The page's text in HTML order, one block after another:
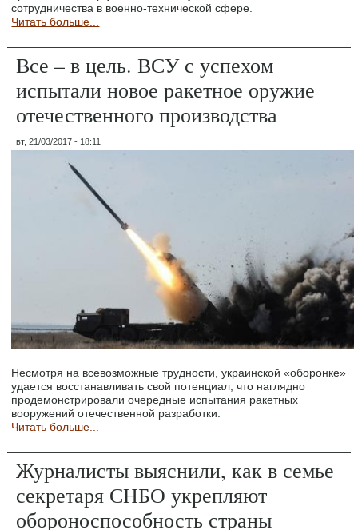
сотрудничества в военно-технической сфере.
Читать больше...
Все – в цель. ВСУ с успехом
испытали новое ракетное оружие
отечественного производства
вт, 21/03/2017 - 18:11
Несмотря на всевозможные трудности, украинской «оборонке»
удается восстанавливать свой потенциал, что наглядно
продемонстрировали очередные испытания ракетных
вооружений отечественной разработки.
Читать больше...
Журналисты выяснили, как в семье
секретаря СНБО укрепляют
обороноспособность страны